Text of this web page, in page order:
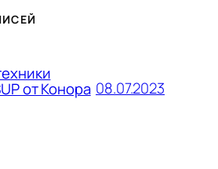
от Конора 08.07.2023